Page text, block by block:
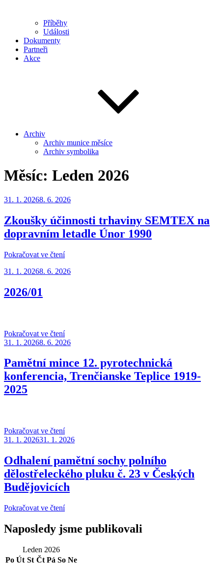
Příběhy
Události
Dokumenty
Partneři
Akce
Archiv
Archiv munice měsíce
Archiv symbolika
Měsíc: Leden 2026
Publikováno
31. 1. 20268. 6. 2026
Zkoušky účinnosti trhaviny SEMTEX na
dopravním letadle Únor 1990
Pokračovat ve čtení„Zkoušky
trhaviny
Publikováno
31. 1. 20268. 6. 2026
2026/01
Pokračovat ve čtení„2026/01“
Publikováno
31. 1. 20268. 6. 2026
Pamětní mince 12. pyrotechnická
konferencia, Trenčianske Teplice 1919-
2025
Pokračovat ve čtení„Pamětní
mince
pyrotechnická
konferencia,
Trenčianske
Teplice
1919-
Publikováno
31. 1. 202631. 1. 2026
Odhalení pamětní sochy polního
dělostřeleckého pluku č. 23 v Českých
Budějovicích
Pokračovat ve čtení„Odhalení
polního
č.
Naposledy jsme publikovali
Leden 2026
Po Út St Čt Pá So Ne